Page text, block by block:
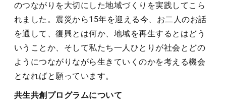
のつながりを大切にした地域づくりを実践してこら
れました。震災から15年を迎える今、お二人のお話
を通して、復興とは何か、地域を再生するとはどう
いうことか、そして私たち一人ひとりが社会とどの
ようにつながりながら生きていくのかを考える機会
となればと願っています。
共生共創プログラムについて